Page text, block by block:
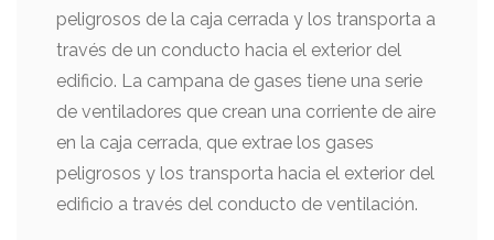
peligrosos de la caja cerrada y los transporta a
través de un conducto hacia el exterior del
edificio. La campana de gases tiene una serie
de ventiladores que crean una corriente de aire
en la caja cerrada, que extrae los gases
peligrosos y los transporta hacia el exterior del
edificio a través del conducto de ventilación.